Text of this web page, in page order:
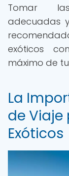
Tomar
adecuadas
exóticos
máximo de
La
de Viaje
Exóticos